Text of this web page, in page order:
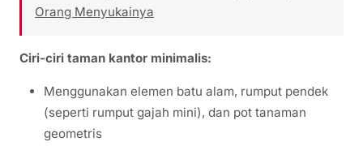
Orang Menyukainya
Ciri-ciri taman kantor minimalis:
Menggunakan elemen batu alam, rumput pendek
(seperti rumput gajah mini), dan pot tanaman
geometris